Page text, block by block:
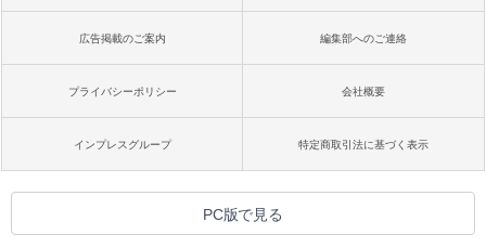
広告掲載のご案内 編集部へのご連絡
プライバシーポリシー 会社概要
インプレスグループ 特定商取引法に基づく表示
PC版で見る